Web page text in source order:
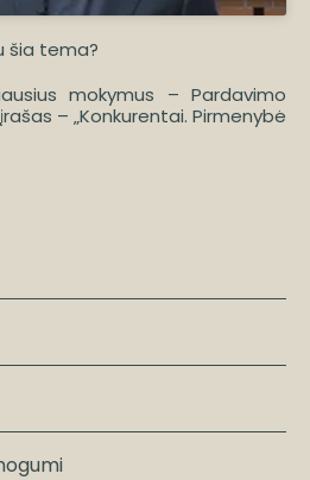
šia tema?
mokymus – Pardavimo
– „Konkurentai. Pirmenybė